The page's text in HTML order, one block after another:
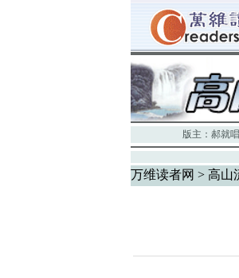
版主： 郝就唱
万维读者网 > 高山